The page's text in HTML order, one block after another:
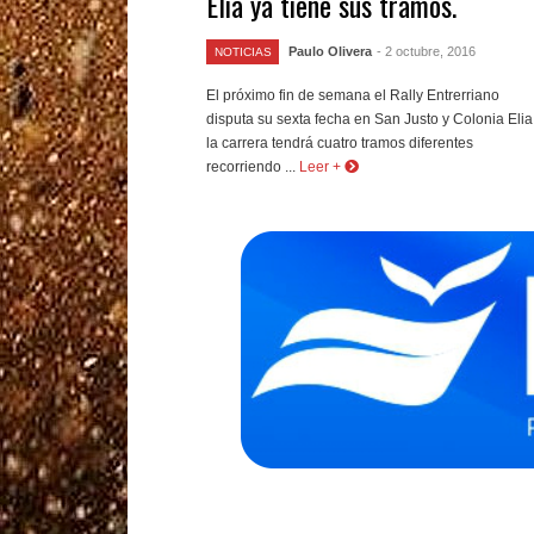
NOTICIAS Paulo Olivera - 2 octubre, 2016
El próximo fin de semana el Rally Entrerriano
disputa su sexta fecha en San Justo y Colonia
la carrera tendrá cuatro tramos diferentes
recorriendo ...
Leer +